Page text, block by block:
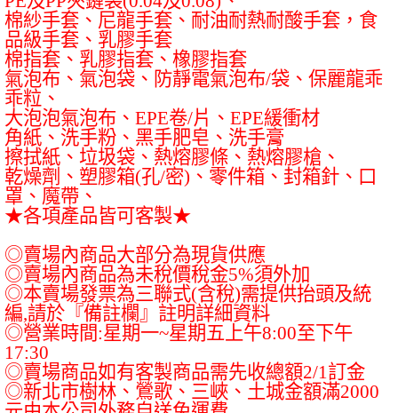
棉紗手套、尼龍手套、耐油耐熱耐酸手套，食
品級手套、乳膠手套
棉指套、乳膠指套、橡膠指套
氣泡布、氣泡袋、防靜電氣泡布/袋、保麗龍乖
乖粒、
大泡泡氣泡布、 EPE卷/片、 EPE緩衝材
角紙、洗手粉、黑手肥皂、洗手膏
擦拭紙、垃圾袋、熱熔膠條、熱熔膠槍、
乾燥劑、塑膠箱(孔/密) 、零件箱、封箱針、口
罩、魔帶、
★各項產品皆可客製★
◎賣場內商品大部分為現貨供應
◎賣場內商品為未稅價稅金5%須外加
◎本賣場發票為三聯式(含稅)需提供抬頭及統
編,請於『備註欄』註明詳細資料
◎營業時間:星期一~星期五上午8:00至下午
17:30
◎賣場商品如有客製商品需先收總額2/1訂金
◎新北市樹林、鶯歌、三峽、土城金額滿2000